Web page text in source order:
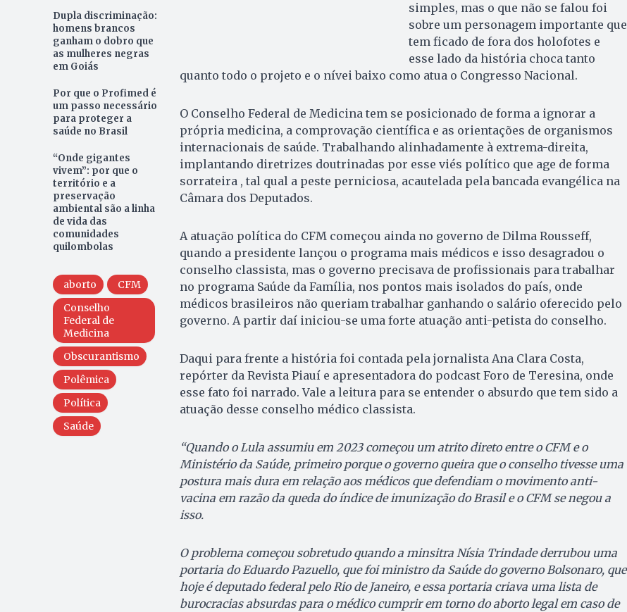
Dupla discriminação:
homens brancos
ganham o dobro que
as mulheres negras
em Goiás
Por que o Profimed é
um passo necessário
para proteger a
saúde no Brasil
“Onde gigantes
vivem”: por que o
território e a
preservação
ambiental são a linha
de vida das
comunidades
quilombolas
aborto
CFM
Conselho
Federal de
Medicina
Obscurantismo
Polêmica
Política
Saúde
simples, mas o que não se falou foi
sobre um personagem importante que
tem ficado de fora dos holofotes e
esse lado da história choca tanto
quanto todo o projeto e o nívei baixo como atua o Congresso Nacional.
O Conselho Federal de Medicina tem se posicionado de forma a ignorar a
própria medicina, a comprovação científica e as orientações de organismos
internacionais de saúde. Trabalhando alinhadamente à extrema-direita,
implantando diretrizes doutrinadas por esse viés político que age de forma
sorrateira , tal qual a peste perniciosa, acautelada pela bancada evangélica na
Câmara dos Deputados.
A atuação política do CFM começou ainda no governo de Dilma Rousseff,
quando a presidente lançou o programa mais médicos e isso desagradou o
conselho classista, mas o governo precisava de profissionais para trabalhar
no programa Saúde da Família, nos pontos mais isolados do país, onde
médicos brasileiros não queriam trabalhar ganhando o salário oferecido pelo
governo. A partir daí iniciou-se uma forte atuação anti-petista do conselho.
Daqui para frente a história foi contada pela jornalista Ana Clara Costa,
repórter da Revista Piauí e apresentadora do podcast Foro de Teresina, onde
esse fato foi narrado. Vale a leitura para se entender o absurdo que tem sido a
atuação desse conselho médico classista.
“Quando o Lula assumiu em 2023 começou um atrito direto entre o CFM e o
Ministério da Saúde, primeiro porque o governo queira que o conselho tivesse uma
postura mais dura em relação aos médicos que defendiam o movimento anti-
vacina em razão da queda do índice de imunização do Brasil e o CFM se negou a
isso.
O problema começou sobretudo quando a minsitra Nísia Trindade derrubou uma
portaria do Eduardo Pazuello, que foi ministro da Saúde do governo Bolsonaro, que
hoje é deputado federal pelo Rio de Janeiro, e essa portaria criava uma lista de
burocracias absurdas para o médico cumprir em torno do aborto legal em caso de